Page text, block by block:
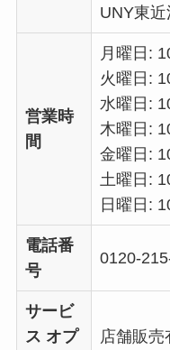
UNY東
営業時
間
月曜日:
火曜日:
水曜日:
木曜日:
金曜日:
土曜日:
日曜日:
電話番
号
0120-
サービ
ス オプ
店舗販売